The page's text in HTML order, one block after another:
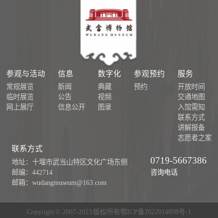
参观与活动
常规展览
临时展览
网上展厅
信息
新闻
公告
信息公开
数字化
典藏
视频
图录
参观预约
预约
服务
开放时间
交通地图
入馆需知
联系方式
讲解报备
志愿者之家
联系方式
地址：十堰市武当山特区文化广场东侧
邮编：442714
邮箱：wudangmuseum@163.com
0719-5667386
咨询电话
Copyright © 2007-2023 版权所有鄂ICP备2022014898号-1